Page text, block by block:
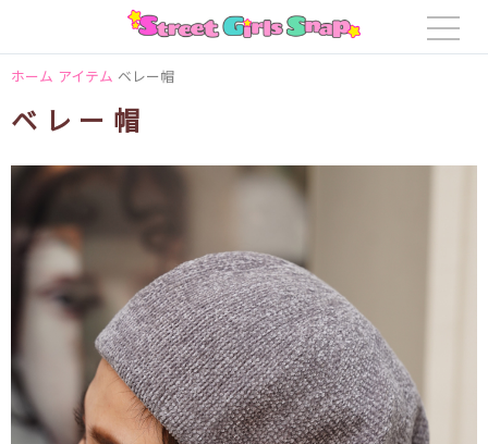
ホーム アイテム ベレー帽
ベレー帽